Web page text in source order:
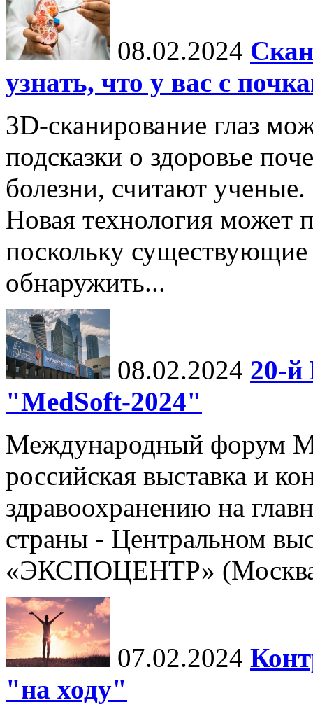
08.02.2024
узнать, что у вас с
3D-сканирование глаз
подсказки о здоровье
болезни, считают ученые.
Новая технология может
поскольку
обнаружить...
08.02.2024 20-
"MedSoft-2024"
Международный форум
российская выставка и
здравоохранению на
страны - Центральном
«ЭКСПОЦЕНТР»
07.02.2024
"на ходу"